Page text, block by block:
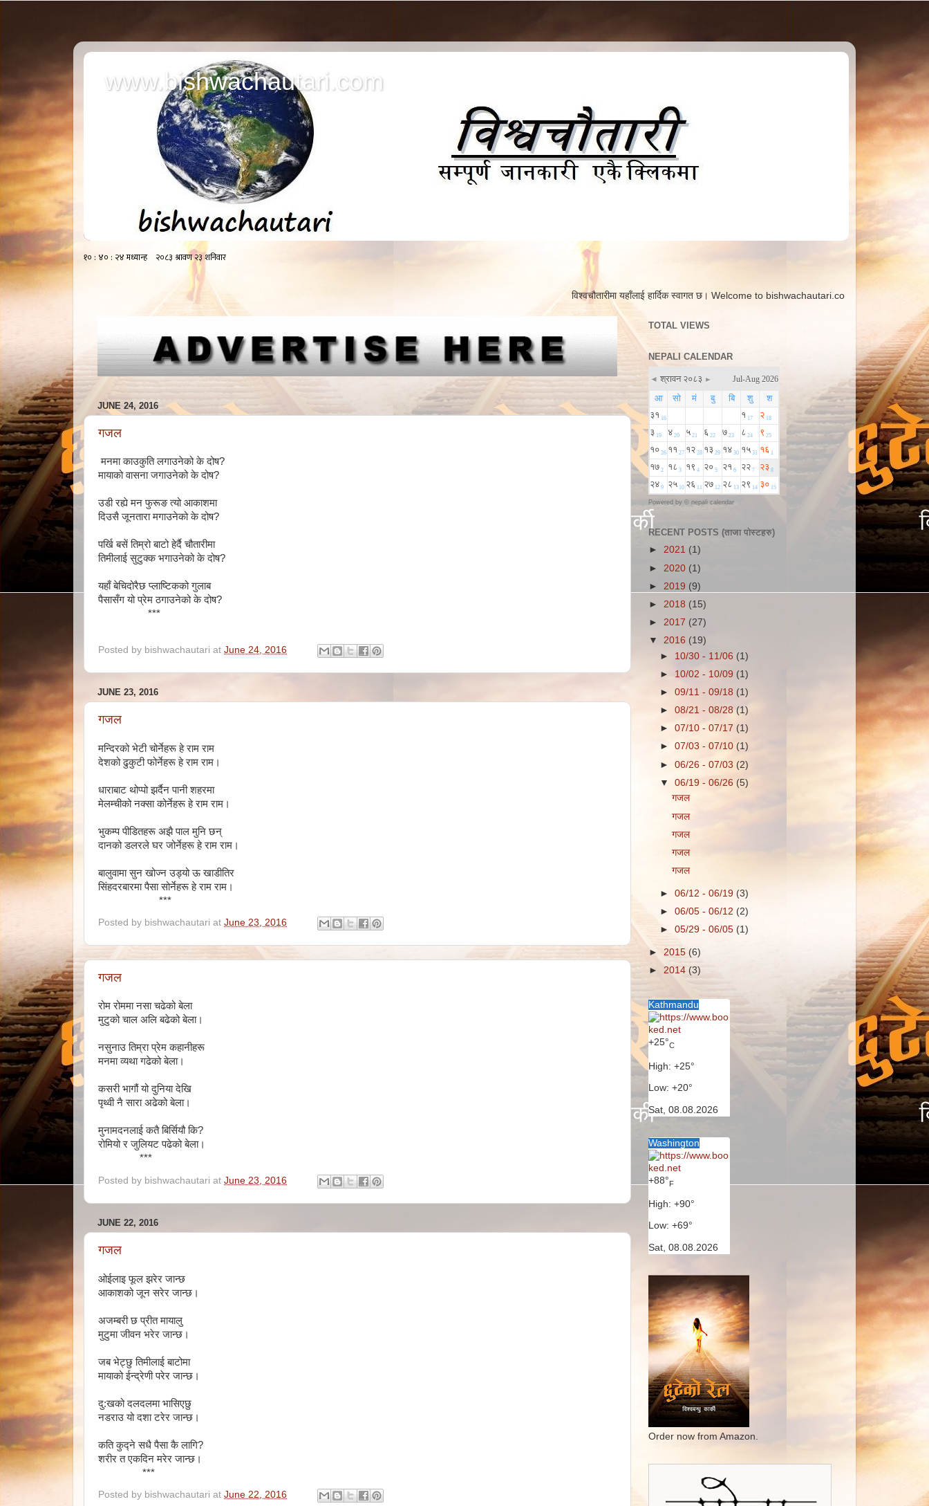
www.bishwachautari.com
विश्वचौतारीमा यहाँलाई हार्दिक स्वागत छ। Welcome to bishwachautari.com. Here you will get all
JUNE 24, 2016
गजल
मनमा काउकुति लगाउनेको के दोष?
मायाको वासना जगाउनेको के दोष?
उडी रह्ये मन फुरूङ त्यो आकाशमा
दिउसै जूनतारा मगाउनेको के दोष?
पर्खि बसें तिम्रो बाटो हेर्दै चौतारीमा
तिमीलाई सुटुक्क भगाउनेको के दोष?
यहाँ बेचिदोरैछ प्लाष्टिकको गुलाब
पैसासँग यो प्रेम ठगाउनेको के दोष?
***
Posted by bishwachautari at June 24, 2016
JUNE 23, 2016
गजल
मन्दिरको भेटी चोर्नेहरू हे राम राम
देशको ढुकुटी फोर्नेहरू हे राम राम।
धाराबाट थोप्पो झर्दैन पानी शहरमा
मेलम्चीको नक्सा कोर्नेहरू हे राम राम।
भुकम्प पीडितहरू अझै पाल मुनि छन्
दानको डलरले घर जोर्नेहरू हे राम राम।
बालुवामा सुन खोज्न उड्यो ऊ खाडीतिर
सिंहदरबारमा पैसा सोर्नेहरू हे राम राम।
***
Posted by bishwachautari at June 23, 2016
गजल
रोम रोममा नसा चढेको बेला
मुटुको चाल अलि बढेको बेला।
नसुनाउ तिम्रा प्रेम कहानीहरू
मनमा व्यथा गढेको बेला।
कसरी भागौं यो दुनिया देखि
पृथ्वी नै सारा अढेको बेला।
मुनामदनलाई कतै बिर्सियौ कि?
रोमियो र जुलियट पढेको बेला।
***
Posted by bishwachautari at June 23, 2016
JUNE 22, 2016
गजल
ओईलाइ फूल झरेर जान्छ
आकाशको जून सरेर जान्छ।
अजम्बरी छ प्रीत मायालु
मुटुमा जीवन भरेर जान्छ।
जब भेट्छु तिमीलाई बाटोमा
मायाको ईन्द्रेणी परेर जान्छ।
दु:खको दलदलमा भासिएछु
नडराउ यो दशा टरेर जान्छ।
कति कुद्ने सधै पैसा कै लागि?
शरीर त एकदिन मरेर जान्छ।
***
Posted by bishwachautari at June 22, 2016
TOTAL VIEWS
NEPALI CALENDAR
Powered by © nepali calendar
RECENT POSTS (ताजा पोस्टहरु)
► 2021 (1)
► 2020 (1)
► 2019 (9)
► 2018 (15)
► 2017 (27)
▼ 2016 (19)
► 10/30 - 11/06 (1)
► 10/02 - 10/09 (1)
►09/11 - 09/18 (1)
►08/21 - 08/28 (1)
►07/10 - 07/17 (1)
►07/03 - 07/10 (1)
►06/26 - 07/03 (2)
▼06/19 - 06/26 (5)
गजल
गजल
गजल
गजल
गजल
►06/12 - 06/19 (3)
►06/05 - 06/12(2)
►05/29 - 06/05 (1)
► 2015 (6)
► 2014 (3)
Kathmandu
+25°C
High: +25°
Low: +20°
Sat, 08.08.2026
Washington
+88°F
High: +90°
Low: +69°
Sat, 08.08.2026
Order now from Amazon.